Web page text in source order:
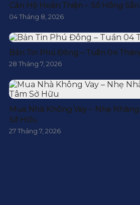
Căn Hộ Hoàn Thiện – Sổ Hồng
04 Tháng 8, 2026
Bản Tin Phú Đông – Tuần 04
28 Tháng 7, 2026
Mua Nhà Không Vay – Nhẹ
Sở Hữu
27 Tháng 7, 2026